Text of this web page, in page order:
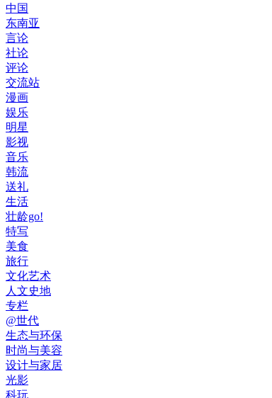
中国
东南亚
言论
社论
评论
交流站
漫画
娱乐
明星
影视
音乐
韩流
送礼
生活
壮龄go!
特写
美食
旅行
文化艺术
人文史地
专栏
@世代
生态与环保
时尚与美容
设计与家居
光影
科玩